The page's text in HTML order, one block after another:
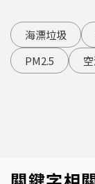
海漂垃圾
PM2.5